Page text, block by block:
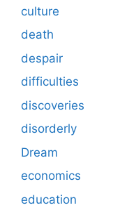
culture
death
despair
difficulties
discoveries
disorderly
Dream
economics
education